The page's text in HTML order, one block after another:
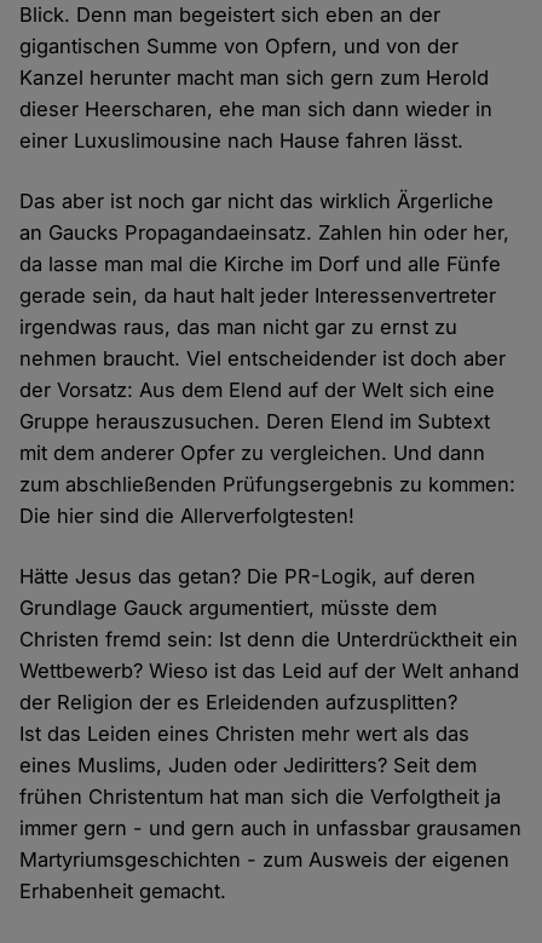
Blick. Denn man begeistert sich eben an der
gigantischen Summe von Opfern, und von der
Kanzel herunter macht man sich gern zum Herold
dieser Heerscharen, ehe man sich dann wieder in
einer Luxuslimousine nach Hause fahren lässt.
Das aber ist noch gar nicht das wirklich Ärgerliche
an Gaucks Propagandaeinsatz. Zahlen hin oder her,
da lasse man mal die Kirche im Dorf und alle Fünfe
gerade sein, da haut halt jeder Interessenvertreter
irgendwas raus, das man nicht gar zu ernst zu
nehmen braucht. Viel entscheidender ist doch aber
der Vorsatz: Aus dem Elend auf der Welt sich eine
Gruppe herauszusuchen. Deren Elend im Subtext
mit dem anderer Opfer zu vergleichen. Und dann
zum abschließenden Prüfungsergebnis zu kommen:
Die hier sind die Allerverfolgtesten!
Hätte Jesus das getan? Die PR-Logik, auf deren
Grundlage Gauck argumentiert, müsste dem
Christen fremd sein: Ist denn die Unterdrücktheit ein
Wettbewerb? Wieso ist das Leid auf der Welt anhand
der Religion der es Erleidenden aufzusplitten?
Ist das Leiden eines Christen mehr wert als das
eines Muslims, Juden oder Jediritters? Seit dem
frühen Christentum hat man sich die Verfolgtheit ja
immer gern - und gern auch in unfassbar grausamen
Martyriumsgeschichten - zum Ausweis der eigenen
Erhabenheit gemacht.